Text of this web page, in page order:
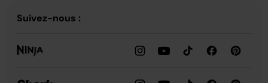
Suivez-nous :